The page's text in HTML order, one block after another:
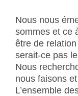
Nous nous
sommes et ce
être de
serait-ce pas
Nous
nous faisons
L’ensemble